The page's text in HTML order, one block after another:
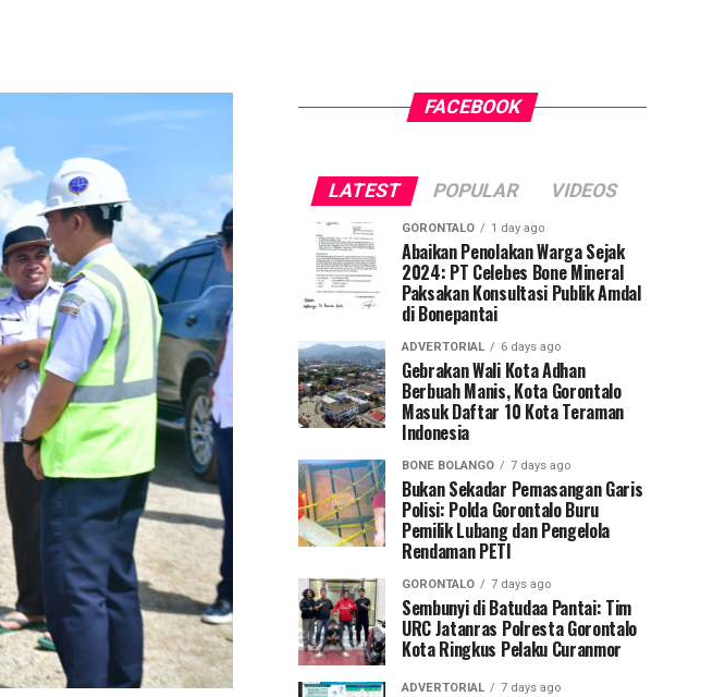
FACEBOOK
LATEST POPULAR VIDEOS
GORONTALO 1 day ago
Abaikan Penolakan Warga Sejak
2024: PT Celebes Bone Mineral
Paksakan Konsultasi Publik Amdal
di Bonepantai
ADVERTORIAL 6 days ago
Gebrakan Wali Kota Adhan
Berbuah Manis, Kota Gorontalo
Masuk Daftar 10 Kota Teraman
Indonesia
BONE BOLANGO 7 days ago
Bukan Sekadar Pemasangan Garis
Polisi: Polda Gorontalo Buru
Pemilik Lubang dan Pengelola
Rendaman PETI
GORONTALO 7 days ago
Sembunyi di Batudaa Pantai: Tim
URC Jatanras Polresta Gorontalo
Kota Ringkus Pelaku Curanmor
ADVERTORIAL 7 days ago